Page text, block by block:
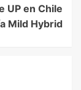
UP en Chile
Mild Hybrid